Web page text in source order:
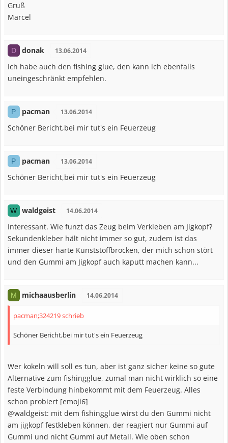
Gruß
Marcel
D donak 13.06.2014
Ich habe auch den fishing glue, den kann ich ebenfalls
uneingeschränkt empfehlen.
P pacman 13.06.2014
Schöner Bericht,bei mir tut's ein Feuerzeug
P pacman 13.06.2014
Schöner Bericht,bei mir tut's ein Feuerzeug
W waldgeist 14.06.2014
Interessant. Wie funzt das Zeug beim Verkleben am Jigkopf?
Sekundenkleber hält nicht immer so gut, zudem ist das
immer dieser harte Kunststoffbrocken, der mich schon stört
und den Gummi am Jigkopf auch kaputt machen kann...
M michaausberlin 14.06.2014
pacman;324219 schrieb
Schöner Bericht,bei mir tut's ein Feuerzeug
Wer kokeln will soll es tun, aber ist ganz sicher keine so gute
Alternative zum fishingglue, zumal man nicht wirklich so eine
feste Verbindung hinbekommt mit dem Feuerzeug. Alles
schon probiert [emoji6]
@waldgeist: mit dem fishingglue wirst du den Gummi nicht
am jigkopf festkleben können, der reagiert nur Gummi auf
Gummi und nicht Gummi auf Metall. Wie oben schon